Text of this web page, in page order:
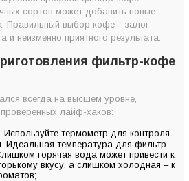
сортов может добавить новые
Правильный выбор кофе – залог
и неизменно приятного результата.
фильтр-кофе
всегда на высшем уровне,
лайф-хаков:
термометр для контроля
Идеальная температура для фильтр-
горячая вода может привести к
вкусу, а слишком холодная – к